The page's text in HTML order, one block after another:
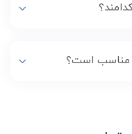
مناسب است؟